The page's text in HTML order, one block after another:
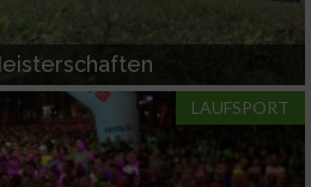
LAUFSPORT